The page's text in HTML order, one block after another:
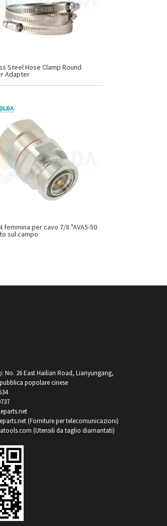
Steel Hose Clamp Round
Adapter
femmina per cavo 7/8 "AVA5-50
sul campo
No. 26 East Hailian Road, Lianyungang,
popolare cinese
(Forniture per telecomunicazioni)
(Utensili da taglio diamantati)